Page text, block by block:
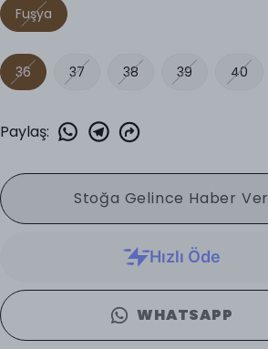
Fuşya
36 37 38 39 40
Paylaş:
Stoğa Gelince Haber Ver
WHATSAPP